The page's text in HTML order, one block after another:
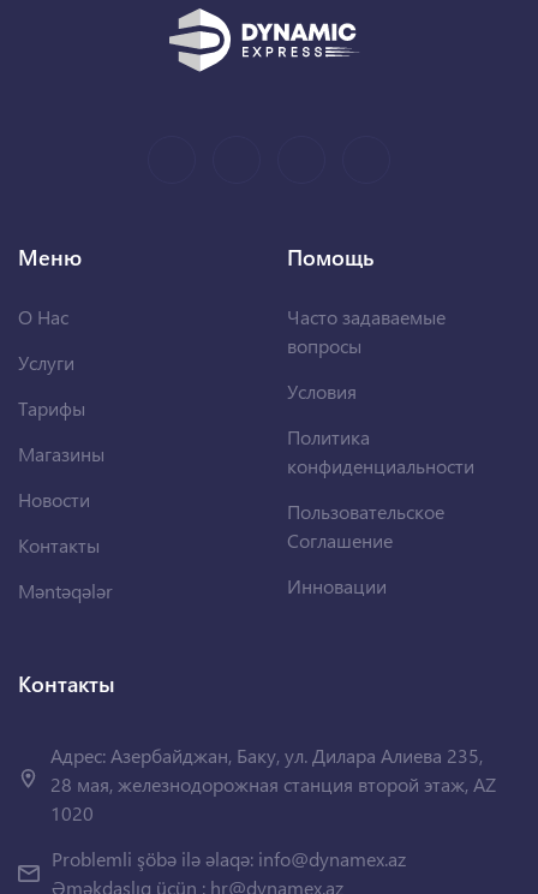
Меню
О Нас
Услуги
Тарифы
Магазины
Новости
Контакты
Məntəqələr
Помощь
Часто задаваемые
вопросы
Условия
Политика
конфиденциальности
Пользовательское
Соглашение
Инновации
Контакты
Адрес: Азербайджан, Баку, ул. Дилара Алиева 235,
28 мая, железнодорожная станция второй этаж, AZ
1020
Problemli şöbə ilə əlaqə: info@dynamex.az
Əməkdaşlıq üçün : hr@dynamex.az